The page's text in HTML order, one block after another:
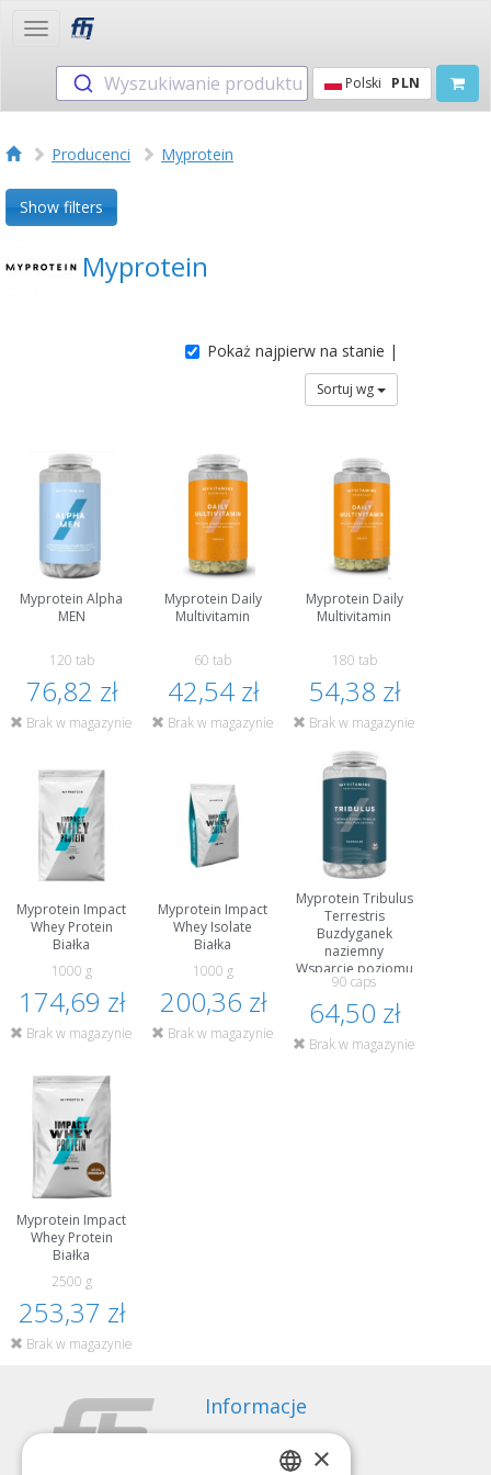
Toggle
Wyszukiwanie produktu Polski PLN
Producenci Myprotein
Show filters
Myprotein
Pokaż najpierw na stanie |
Sortuj wg
Myprotein Alpha
MEN
120 tab
76,82 zł
Brak w magazynie
Myprotein Daily
Multivitamin
60 tab
42,54 zł
Brak w magazynie
Myprotein Daily
Multivitamin
180 tab
54,38 zł
Brak w magazynie
Myprotein Impact
Whey Protein
Białka
1000 g
174,69 zł
Brak w magazynie
Myprotein Impact
Whey Isolate
Białka
1000 g
200,36 zł
Brak w magazynie
Myprotein Tribulus
Terrestris
Buzdyganek
naziemny
Wsparcie poziomu
testosteronu
90 caps
64,50 zł
Brak w magazynie
Myprotein Impact
Whey Protein
Białka
2500 g
253,37 zł
Brak w magazynie
Informacje
Sposoby płatności
×